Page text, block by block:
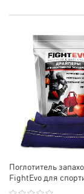
Поглотитель
FightEvo для
экипировки